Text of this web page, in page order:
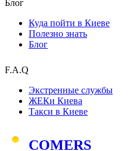
Блог
Куда пойти в Киеве
Полезно знать
Блог
F.A.Q
Экстренные службы
ЖЕКи Киева
Такси в Киеве
COMERS